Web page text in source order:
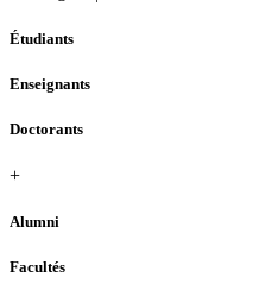
Étudiants
Enseignants
Doctorants
+
Alumni
Facultés